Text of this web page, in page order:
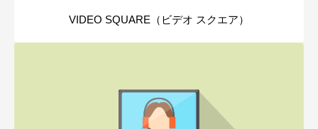
VIDEO SQUARE（ビデオ スクエア）